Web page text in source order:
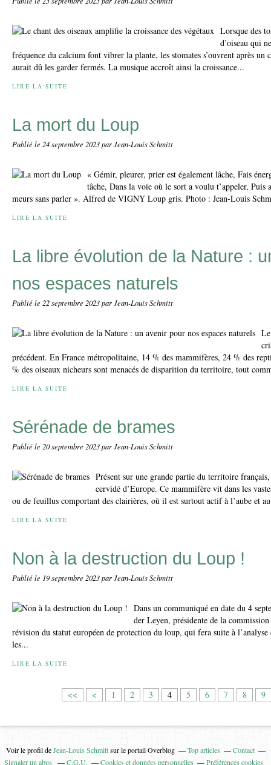
Lorsque des
d’oiseau qui
fréquence du calcium font vibrer la plante, les stomates s’ouvrent après un
aurait dû les garder fermés. La musique accroît ainsi la croissance...
LIRE LA SUITE
La mort du Loup
Publié le 24 septembre 2023par Jean-Louis Schmitt
« Gémir, pleurer, prier est également lâche, Fais
tâche, Dans la voie où le sort a voulu t’appeler, Puis
meurs sans parler ». Alfred de VIGNY Loup gris. Photo : Jean-Louis
LIRE LA SUITE
La libre évolution de la Nature :
nos espaces naturels
Publié le 22 septembre 2023par Jean-Louis Schmitt
précédent. En France métropolitaine, 14 % des mammifères, 24 % des
% des oiseaux nicheurs sont menacés de disparition du territoire, tout
LIRE LA SUITE
Sérénade de brames
Publié le 20 septembre 2023par Jean-Louis Schmitt
Présent sur une grande partie du territoire
cervidé d’Europe. Ce mammifère vit dans les
ou de feuillus comportant des clairières, où il est surtout actif à l’aube et
LIRE LA SUITE
Non à la destruction du Loup !
Publié le 19 septembre 2023par Jean-Louis Schmitt
Dans un communiqué en date du 4
der Leyen, présidente de la
révision du statut européen de protection du loup, qui fera suite à
les...
LIRE LA SUITE
<< < 1 2 3 4 5 6 7 8 9
Voir le profil deJean-Louis Schmittsur le portail Overblog Top articles
Contact
Signaler un abus
C.G.U. Cookies et données personnelles Préférences cookies